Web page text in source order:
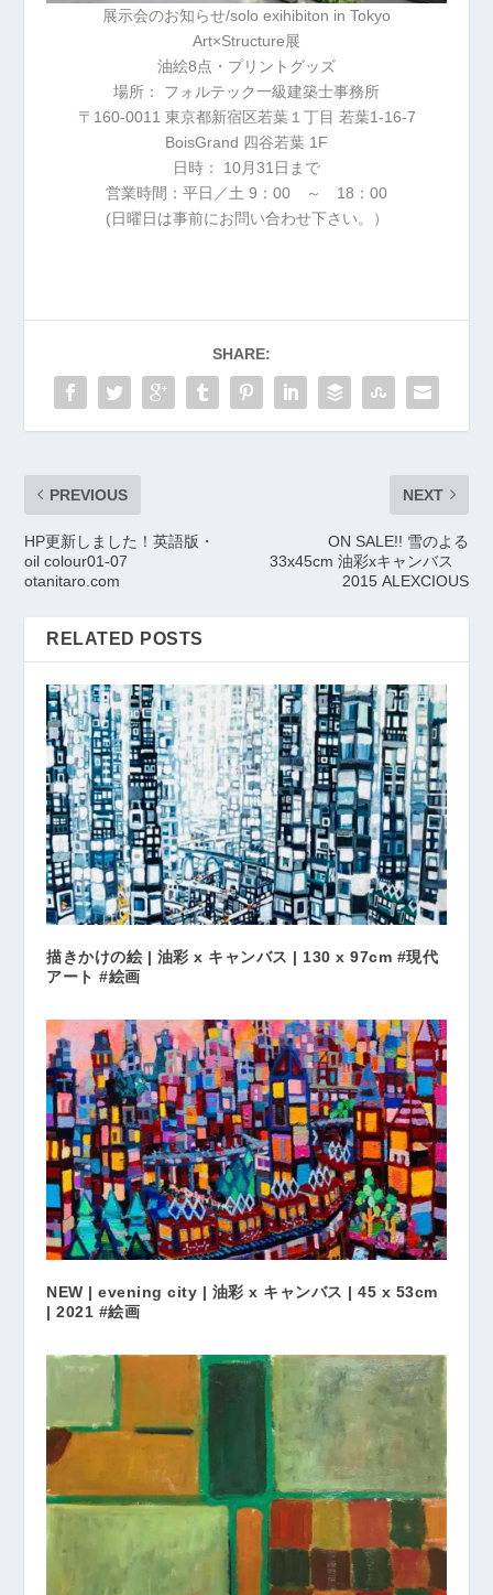
展示会のお知らせ/solo exihibiton in Tokyo
Art×Structure展
油絵8点・プリントグッズ
場所： フォルテック一級建築士事務所
〒160-0011 東京都新宿区若葉１丁目 若葉1-16-7
BoisGrand 四谷若葉 1F
日時： 10月31日まで
営業時間：平日／土 9：00 ～ 18：00
(日曜日は事前にお問い合わせ下さい。）
SHARE:
PREVIOUS
HP更新しました！英語版・
oil colour01-07
otanitaro.com
NEXT
ON SALE!! 雪のよる
33x45cm 油彩xキャンバス
2015 ALEXCIOUS
RELATED POSTS
描きかけの絵 | 油彩 x キャンバス | 130 x 97cm #現代
アート #絵画
NEW | evening city | 油彩 x キャンバス | 45 x 53cm
| 2021 #絵画